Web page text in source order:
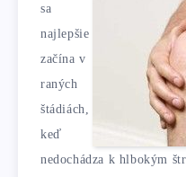
sa
najlepšie
začína v
raných
štádiách,
keď
nedochádza k hlbokým